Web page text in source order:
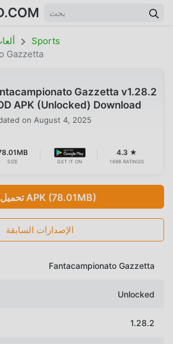
Sports
Gazzetta
Gazzetta v1.28.2
APK (Unlocked) Download
on August 4, 2025
SIZE GET IT ON
4.3 ★
1698 RATINGS
تحميل APK (78.01MB)
الإصدارات السابقة
Fantacampionato Gazzetta
Unlocked
1.28.2